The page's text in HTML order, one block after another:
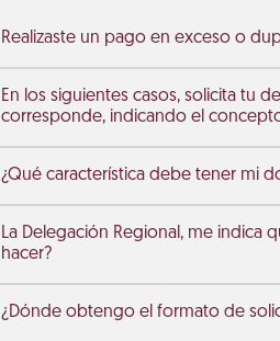
Realizaste un pago en exceso o
En los siguientes casos, solicita tu
corresponde, indicando el
¿Qué característica debe tener mi
La Delegación Regional, me indica
hacer?
¿Dónde obtengo el formato de